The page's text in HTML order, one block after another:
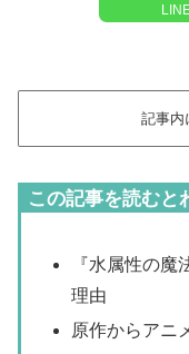
記事内
この記事を読むと
『水属性の
理由
原作からアニ